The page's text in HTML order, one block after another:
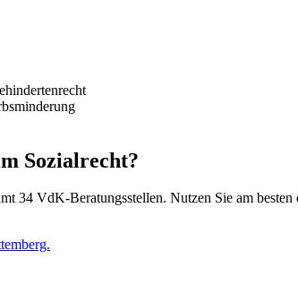
Sozialrecht?
34 VdK-Beratungsstellen. Nutzen Sie am